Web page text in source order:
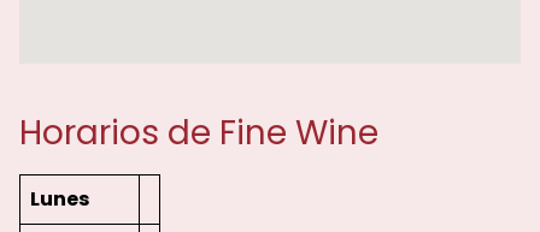
Horarios de Fine Wine
Lunes